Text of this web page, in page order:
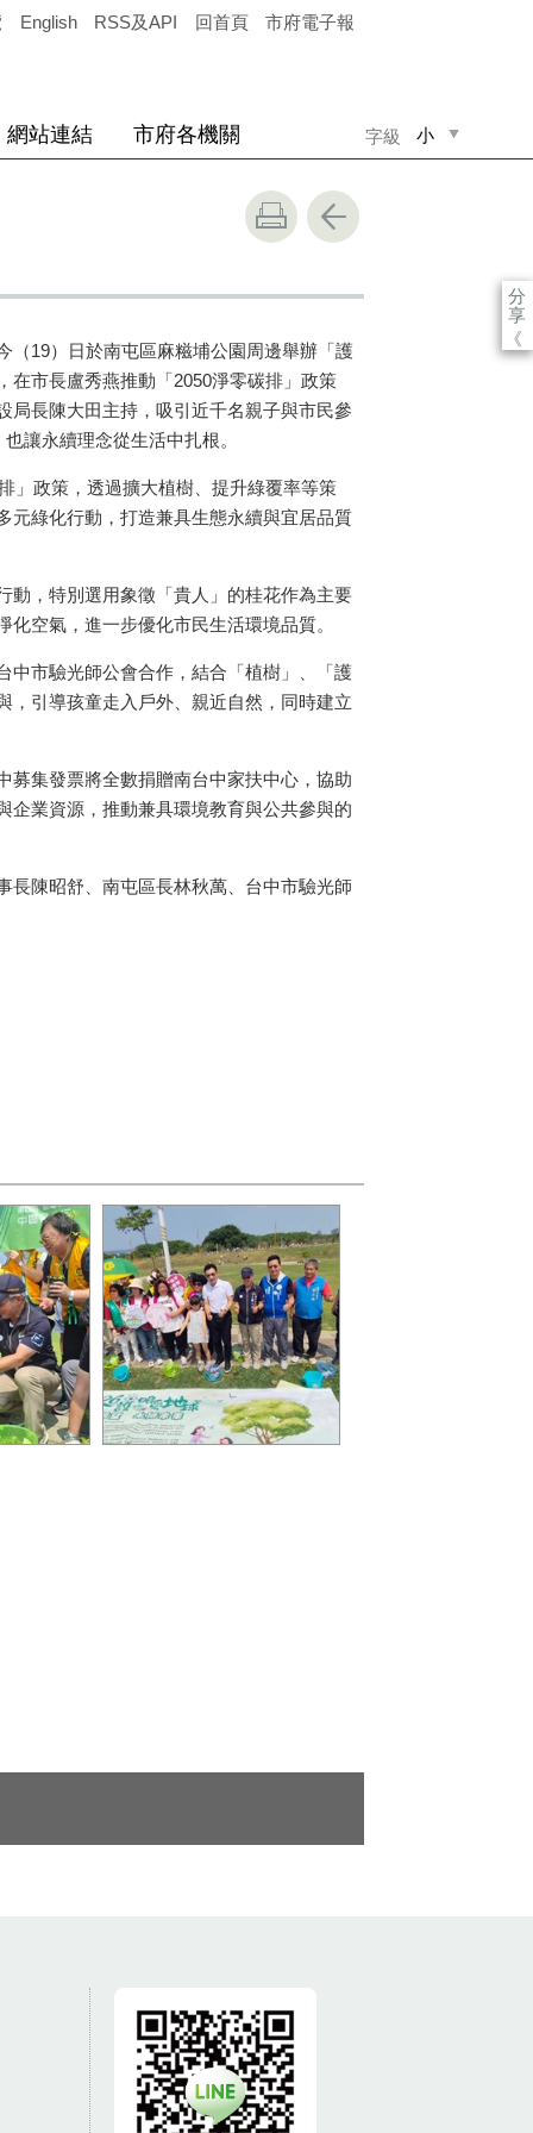
English RSS及API 回首頁 市府電子報
字級 小
網站連結 市府各機關
分
享
《
（19）日於南屯區麻糍埔公園周邊舉辦「護
在市長盧秀燕推動「2050淨零碳排」政策
局長陳大田主持，吸引近千名親子與市民參
讓永續理念從生活中扎根。
」政策，透過擴大植樹、提升綠覆率等策
元綠化行動，打造兼具生態永續與宜居品質
動，特別選用象徵「貴人」的桂花作為主要
空氣，進一步優化市民生活環境品質。
中市驗光師公會合作，結合「植樹」、「護
，引導孩童走入戶外、親近自然，同時建立
募集發票將全數捐贈南台中家扶中心，協助
企業資源，推動兼具環境教育與公共參與的
長陳昭舒、南屯區長林秋萬、台中市驗光師